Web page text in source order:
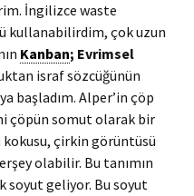
İngilizce waste
kullanabilirdim, çok uzun
Kanban; Evrimsel
israf sözcüğünün
başladım. Alper’in çöp
çöpün somut olarak bir
kokusu, çirkin görüntüsü
olabilir. Bu tanımın
soyut geliyor. Bu soyut